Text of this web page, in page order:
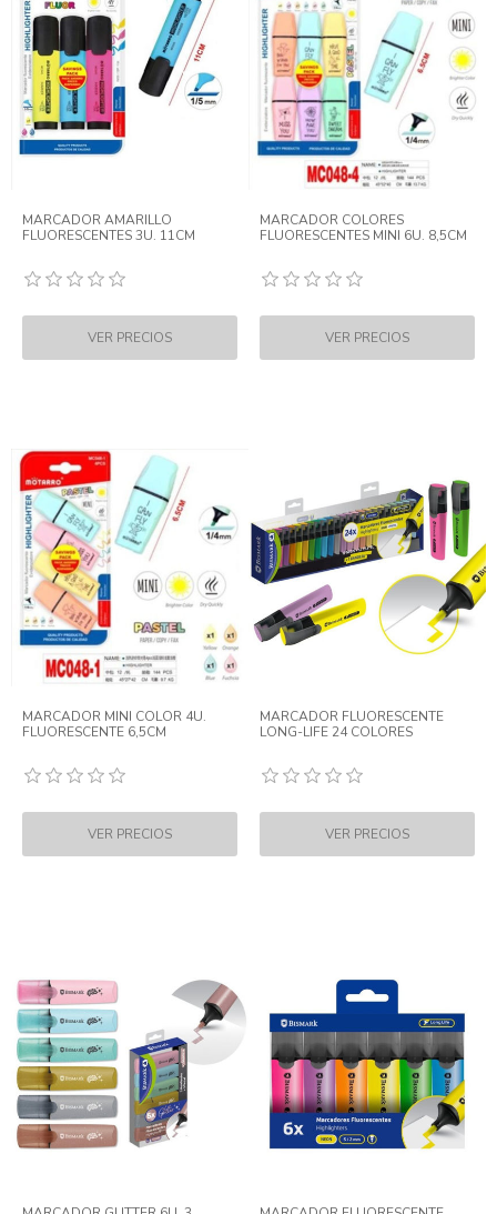
MARCADOR AMARILLO
FLUORESCENTES 3U. 11CM
MARCADOR COLORES
FLUORESCENTES MINI 6U. 8,5CM
MARCADOR MINI COLOR 4U.
FLUORESCENTE 6,5CM
MARCADOR FLUORESCENTE
LONG-LIFE 24 COLORES